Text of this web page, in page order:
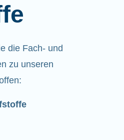
die Fach- und
zu unseren
: